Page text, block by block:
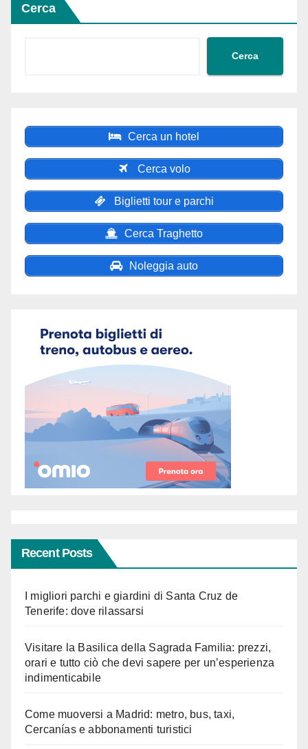
Cerca
Cerca
Cerca un hotel
Cerca volo
Biglietti tour e parchi
Cerca Traghetto
Noleggia auto
Recent Posts
I migliori parchi e giardini di Santa Cruz de
Tenerife: dove rilassarsi
Visitare la Basilica della Sagrada Familia: prezzi,
orari e tutto ciò che devi sapere per un’esperienza
indimenticabile
Come muoversi a Madrid: metro, bus, taxi,
Cercanías e abbonamenti turistici